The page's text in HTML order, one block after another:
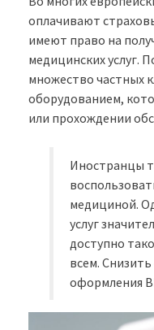
оплачивают
имеют право на
медицинских услуг.
множество частных
оборудованием,
или прохождении
Иностранцы
медициной.
услуг
доступно
всем.
оформления